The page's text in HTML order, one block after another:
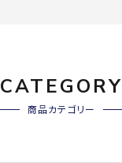
CATEGORY
商品カテゴリー